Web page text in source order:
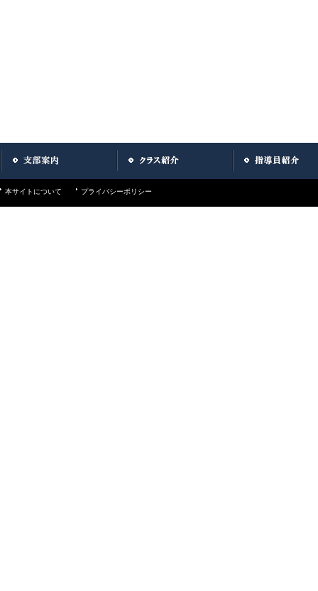
本サイトについて プライバシーポリシー